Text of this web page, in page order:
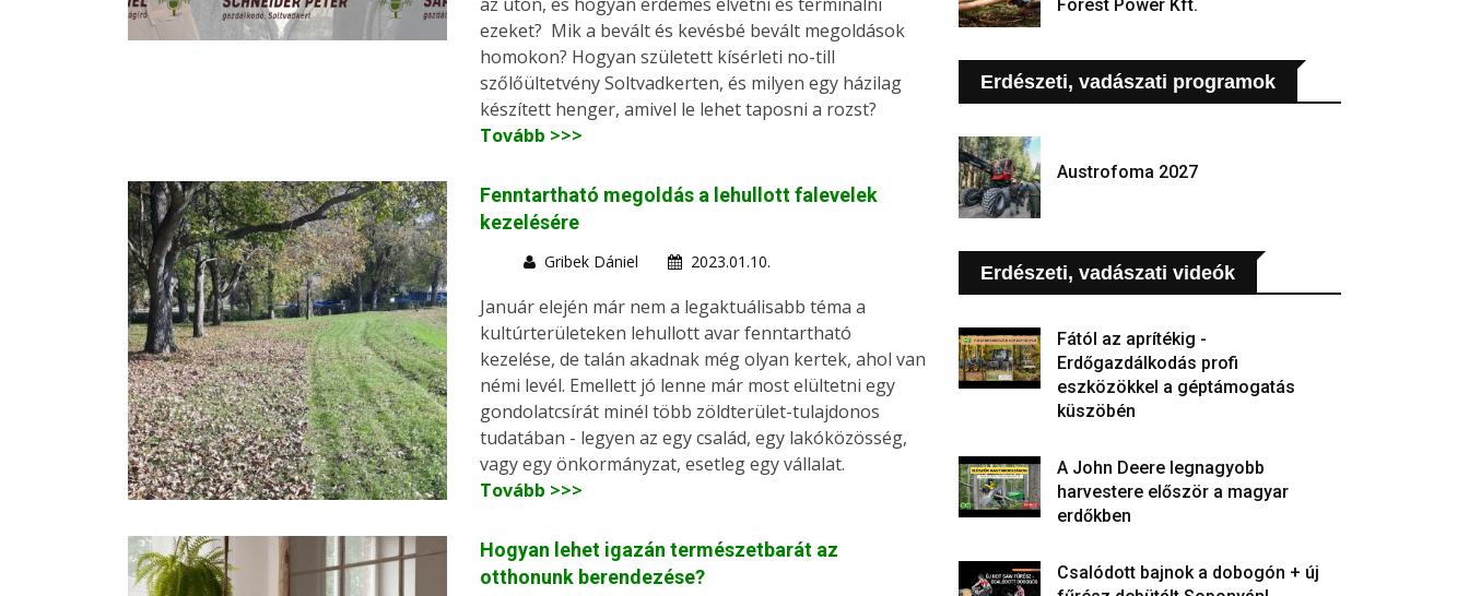
ezeket? Mik a bevált és kevésbé bevált megoldások
homokon? Hogyan született kísérleti no-till
szőlőültetvény Soltvadkerten, és milyen egy házilag
készített henger, amivel le lehet taposni a rozst?
Tovább >>>
Fenntartható megoldás a lehullott falevelek
kezelésére
Gribek Dániel 2023.01.10.
Január elején már nem a legaktuálisabb téma a
kultúrterületeken lehullott avar fenntartható
kezelése, de talán akadnak még olyan kertek, ahol van
némi levél. Emellett jó lenne már most elültetni egy
gondolatcsírát minél több zöldterület-tulajdonos
tudatában - legyen az egy család, egy lakóközösség,
vagy egy önkormányzat, esetleg egy vállalat.
Tovább >>>
Hogyan lehet igazán természetbarát az
otthonunk berendezése?
Forest Power Kft.
Erdészeti, vadászati programok
Austrofoma 2027
Erdészeti, vadászati videók
Fától az aprítékig -
Erdőgazdálkodás profi
eszközökkel a géptámogatás
küszöbén
A John Deere legnagyobb
harvestere először a magyar
erdőkben
Csalódott bajnok a dobogón + új